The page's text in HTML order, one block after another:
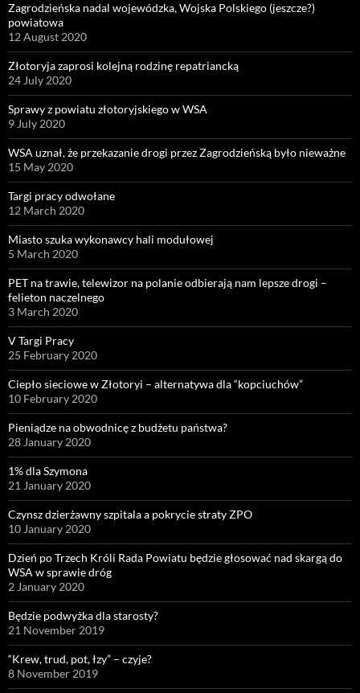
Zagrodzieńska nadal wojewódzka, Wojska Polskiego (jeszcze?)
powiatowa
12 August 2020
Złotoryja zaprosi kolejną rodzinę repatriancką
24 July 2020
Sprawy z powiatu złotoryjskiego w WSA
9 July 2020
WSA uznał, że przekazanie drogi przez Zagrodzieńską było nieważne
15 May 2020
Targi pracy odwołane
12 March 2020
Miasto szuka wykonawcy hali modułowej
5 March 2020
PET na trawie, telewizor na polanie odbierają nam lepsze drogi –
felieton naczelnego
3 March 2020
V Targi Pracy
25 February 2020
Ciepło sieciowe w Złotoryi – alternatywa dla “kopciuchów”
10 February 2020
Pieniądze na obwodnicę z budżetu państwa?
28 January 2020
1% dla Szymona
21 January 2020
Czynsz dzierżawny szpitala a pokrycie straty ZPO
10 January 2020
Dzień po Trzech Króli Rada Powiatu będzie głosować nad skargą do
WSA w sprawie dróg
2 January 2020
Będzie podwyżka dla starosty?
21 November 2019
“Krew, trud, pot, łzy” – czyje?
8 November 2019